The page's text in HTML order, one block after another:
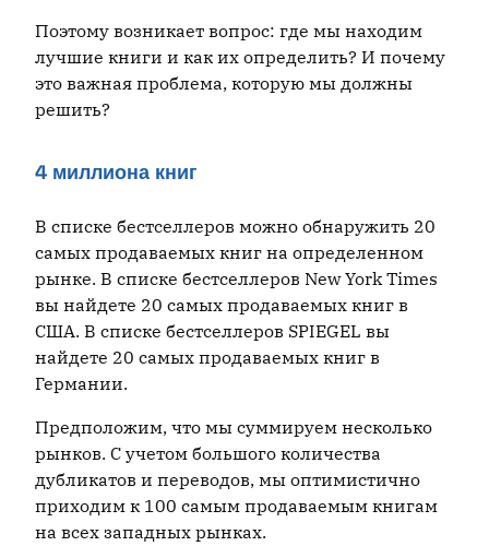
Поэтому возникает вопрос: где мы находим
лучшие книги и как их определить? И почему
это важная проблема, которую мы должны
решить?
4 миллиона книг
В списке бестселлеров можно обнаружить 20
самых продаваемых книг на определенном
рынке. В списке бестселлеров New York Times
вы найдете 20 самых продаваемых книг в
США. В списке бестселлеров SPIEGEL вы
найдете 20 самых продаваемых книг в
Германии.
Предположим, что мы суммируем несколько
рынков. С учетом большого количества
дубликатов и переводов, мы оптимистично
приходим к 100 самым продаваемым книгам
на всех западных рынках.